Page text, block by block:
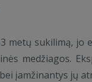
metų sukilimą, jo
medžiagos.
įamžinantys jų